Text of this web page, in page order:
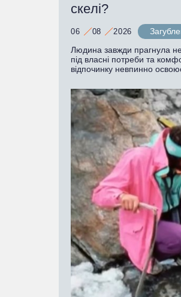
скелі?
06 08 2026
Людина завжди прагнула
під власні потреби та
відпочинку невпинно